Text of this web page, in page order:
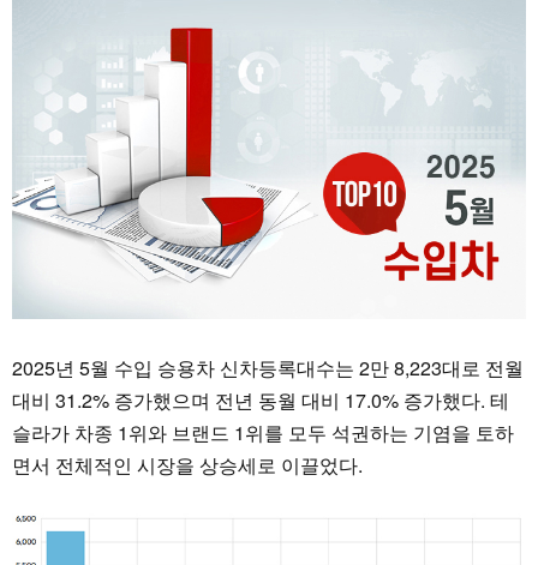
2025년 5월 수입 승용차 신차등록대수는 2만 8,223대로 전월
대비 31.2% 증가했으며 전년 동월 대비 17.0% 증가했다. 테
슬라가 차종 1위와 브랜드 1위를 모두 석권하는 기염을 토하
면서 전체적인 시장을 상승세로 이끌었다.